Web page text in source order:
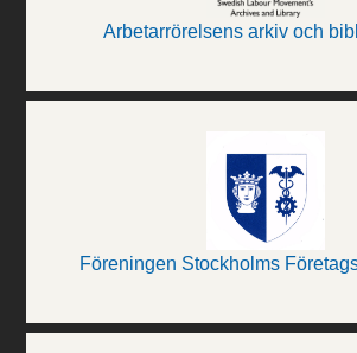
Arbetarrörelsens arkiv och
Föreningen Stockholms